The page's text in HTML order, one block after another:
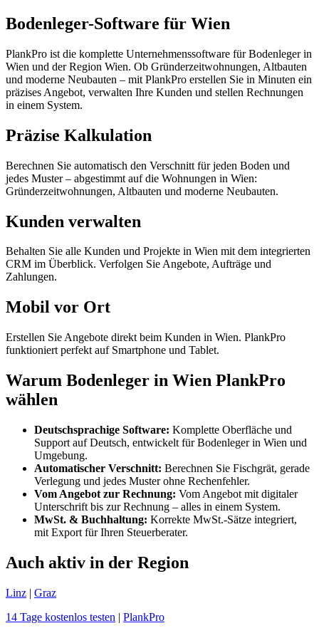
Bodenleger-Software für Wien
PlankPro ist die komplette Unternehmenssoftware für Bodenleger in
Wien und der Region Wien. Ob Gründerzeitwohnungen, Altbauten
und moderne Neubauten – mit PlankPro erstellen Sie in Minuten ein
präzises Angebot, verwalten Ihre Kunden und stellen Rechnungen
in einem System.
Präzise Kalkulation
Berechnen Sie automatisch den Verschnitt für jeden Boden und
jedes Muster – abgestimmt auf die Wohnungen in Wien:
Gründerzeitwohnungen, Altbauten und moderne Neubauten.
Kunden verwalten
Behalten Sie alle Kunden und Projekte in Wien mit dem integrierten
CRM im Überblick. Verfolgen Sie Angebote, Aufträge und
Zahlungen.
Mobil vor Ort
Erstellen Sie Angebote direkt beim Kunden in Wien. PlankPro
funktioniert perfekt auf Smartphone und Tablet.
Warum Bodenleger in Wien PlankPro
wählen
Deutschsprachige Software: Komplette Oberfläche und
Support auf Deutsch, entwickelt für Bodenleger in Wien und
Umgebung.
Automatischer Verschnitt: Berechnen Sie Fischgrät, gerade
Verlegung und jedes Muster ohne Rechenfehler.
Vom Angebot zur Rechnung: Vom Angebot mit digitaler
Unterschrift bis zur Rechnung – alles in einem System.
MwSt. & Buchhaltung: Korrekte MwSt.-Sätze integriert,
mit Export für Ihren Steuerberater.
Auch aktiv in der Region
Linz | Graz
14 Tage kostenlos testen | PlankPro